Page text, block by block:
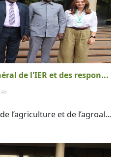
de l'IER et des respon...
l’agriculture et de l’agroal...